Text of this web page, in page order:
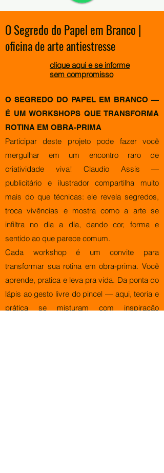
O Segredo do Papel em Branco |
oficina de arte antiestresse
clique aqui e se informe
sem compromisso
O SEGREDO DO PAPEL EM BRANCO —
É UM WORKSHOPS QUE TRANSFORMA
ROTINA EM OBRA-PRIMA
Participar deste projeto pode fazer você
mergulhar em um encontro raro de
criatividade viva! Claudio Assis —
publicitário e ilustrador compartilha muito
mais do que técnicas: ele revela segredos,
troca vivências e mostracomo a arte se
infiltra no dia a dia, dando cor, forma e
sentido ao que parece comum.
Cada workshop é um convite para
transformar sua rotina em obra-prima. Você
aprende, pratica e leva pra vida. Da ponta do
lápis ao gesto livre do pincel — aqui, teoria e
prática se misturam com inspiração